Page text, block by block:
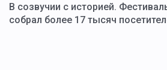
В созвучии с историей.
собрал более 17 тысяч